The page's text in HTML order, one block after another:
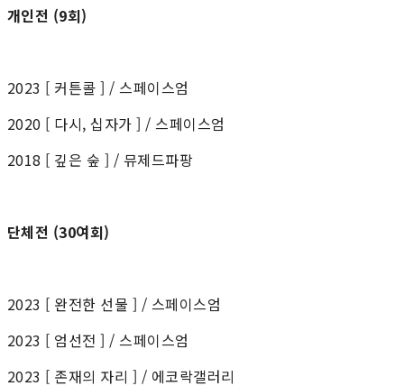
개인전 (9회)
2023 [ 커튼콜 ] / 스페이스엄
2020 ​[ 다시, 십자가 ] / 스페이스엄
2018 ​[ 깊은 숲 ] / 뮤제드파팡
단체전 (30여회)
2023 [ 완전한 선물 ] / 스페이스엄
2023 [ 엄선전 ] / 스페이스엄
2023 [ 존재의 자리 ] / 에코락갤러리